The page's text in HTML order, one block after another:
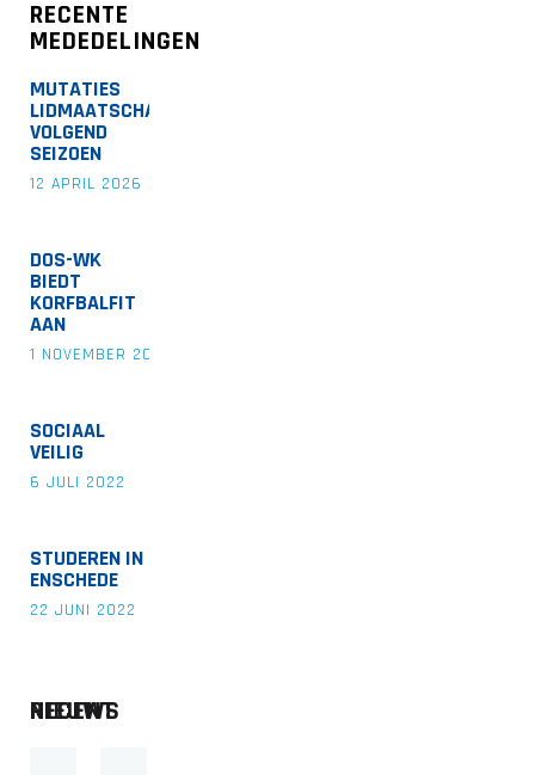
RECENTE
MEDEDELINGEN
MUTATIES
LIDMAATSCHAP
VOLGEND
SEIZOEN
12 APRIL 2026
DOS-WK
BIEDT
KORFBALFIT
AAN
1 NOVEMBER 2022
SOCIAAL
VEILIG
6 JULI 2022
STUDEREN IN
ENSCHEDE
22 JUNI 2022
RECENT NIEUWS